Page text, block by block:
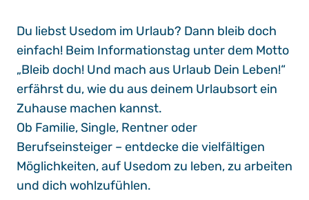
Du liebst Usedom im Urlaub? Dann bleib doch
einfach! Beim Informationstag unter dem Motto
„Bleib doch! Und mach aus Urlaub Dein Leben!“
erfährst du, wie du aus deinem Urlaubsort ein
Zuhause machen kannst.
Ob Familie, Single, Rentner oder
Berufseinsteiger – entdecke die vielfältigen
Möglichkeiten, auf Usedom zu leben, zu arbeiten
und dich wohlzufühlen.